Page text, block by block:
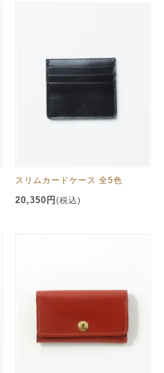
スリムカードケース 全5色
20,350円 (税込)